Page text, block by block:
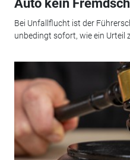
Auto kein
Bei Unfallflucht ist der
unbedingt sofort, wie ein Urteil